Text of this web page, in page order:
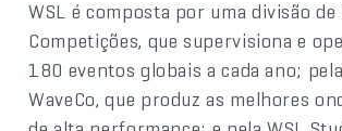
WSL é composta por uma divisão
Competições, que supervisiona e
180 eventos globais a cada ano;
WaveCo, que produz as melhores